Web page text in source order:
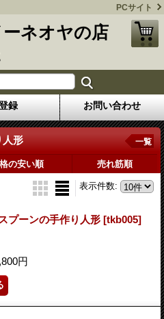
PCサイト
ーネオヤの店
録 お問い合わせ
人形 一覧
の安い順 売れ筋順
表示件数:
プーンの手作り人形 [tkb005]
円